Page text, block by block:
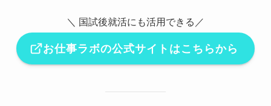
＼ 国試後就活にも活用できる／
お仕事ラボの公式サイトはこちらから